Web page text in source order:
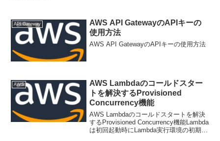
API Gateway
AWS API GatewayのAPIキーの
使用方法
AWS API GatewayのAPIキーの使用方法
AWS
AWS Lambdaのコールドスター
トを解決するProvisioned
Concurrency機能
AWS Lambdaのコールドスタートを解決
するProvisioned Concurrency機能Lambda
は初回起動時にLambda実行環境の初期化